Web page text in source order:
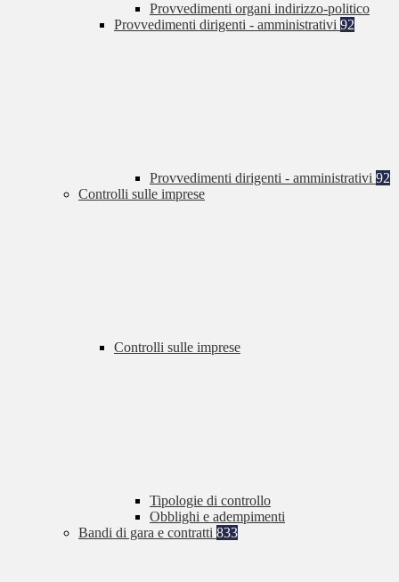
Provvedimenti organi indirizzo-politico
Provvedimenti dirigenti - amministrativi 92
Provvedimenti dirigenti - amministrativi 92
Controlli sulle imprese
Controlli sulle imprese
Tipologie di controllo
Obblighi e adempimenti
Bandi di gara e contratti 833